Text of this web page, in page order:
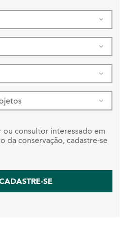
ou consultor interessado em
da conservação, cadastre-se
SE